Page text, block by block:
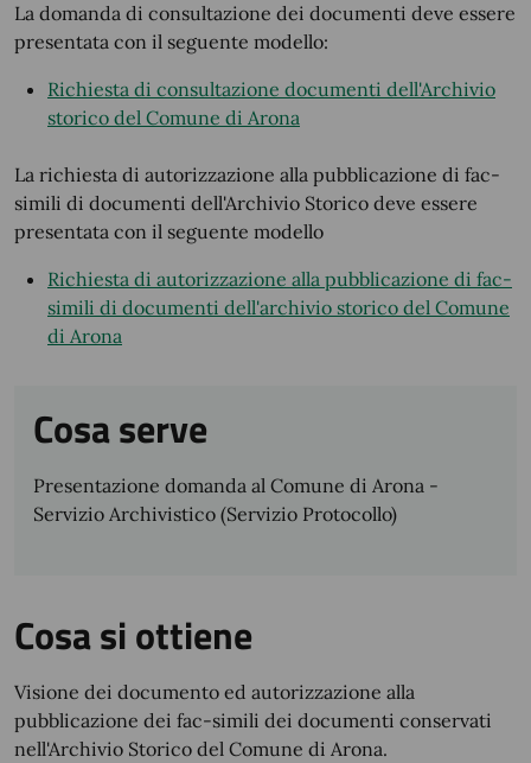
La domanda di consultazione dei documenti deve essere
presentata con il seguente modello:
Richiesta di consultazione documenti dell'Archivio
storico del Comune di Arona
La richiesta di autorizzazione alla pubblicazione di fac-
simili di documenti dell'Archivio Storico deve essere
presentata con il seguente modello
Richiesta di autorizzazione alla pubblicazione di fac-
simili di documenti dell'archivio storico del Comune
di Arona
Cosa serve
Presentazione domanda al Comune di Arona -
Servizio Archivistico (Servizio Protocollo)
Cosa si ottiene
Visione dei documento ed autorizzazione alla
pubblicazione dei fac-simili dei documenti conservati
nell'Archivio Storico del Comune di Arona.